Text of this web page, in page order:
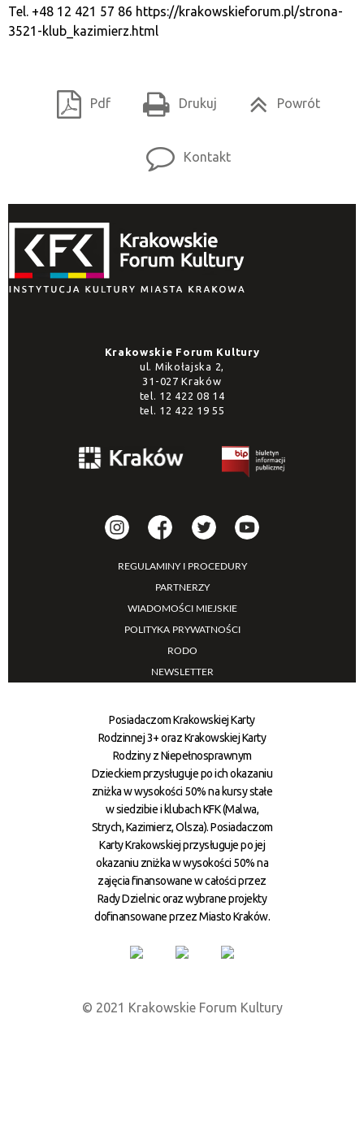
Tel. +48 12 421 57 86 https://krakowskieforum.pl/strona-
3521-klub_kazimierz.html
Pdf Drukuj Powrót
Kontakt
Krakowskie Forum Kultury
ul. Mikołajska 2,
31-027 Kraków
tel. 12 422 08 14
tel. 12 422 19 55
REGULAMINY I PROCEDURY
PARTNERZY
WIADOMOŚCI MIEJSKIE
POLITYKA PRYWATNOŚCI
RODO
NEWSLETTER
Posiadaczom Krakowskiej Karty
Rodzinnej 3+ oraz Krakowskiej Karty
Rodziny z Niepełnosprawnym
Dzieckiem przysługuje po ich okazaniu
zniżka w wysokości 50% na kursy stałe
w siedzibie i klubach KFK (Malwa,
Strych, Kazimierz, Olsza). Posiadaczom
Karty Krakowskiej przysługuje po jej
okazaniu zniżka w wysokości 50% na
zajęcia finansowane w całości przez
Rady Dzielnic oraz wybrane projekty
dofinansowane przez Miasto Kraków.
© 2021 Krakowskie Forum Kultury